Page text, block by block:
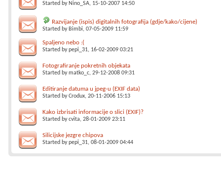
Started by Nino_SA, 15-10-2007 14:50
Razvijanje (ispis) digitalnih fotografija (gdje/kako/cijene)
Started by Bimbi, 07-05-2009 11:59
Spaljeno nebo :(
Started bypepi_31, 16-02-2009 03:21
Fotografiranje pokretnih objekata
Started bymatko_c, 29-12-2008 09:31
Editiranje datuma u jpeg-u (EXIF data)
Started byCrodux, 20-11-2006 15:13
Kako izbrisati informacije o slici (EXIF)?
Started bycvita, 28-01-2009 23:11
Silicijske jezgre chipova
Started bypepi_31, 08-01-2009 04:44